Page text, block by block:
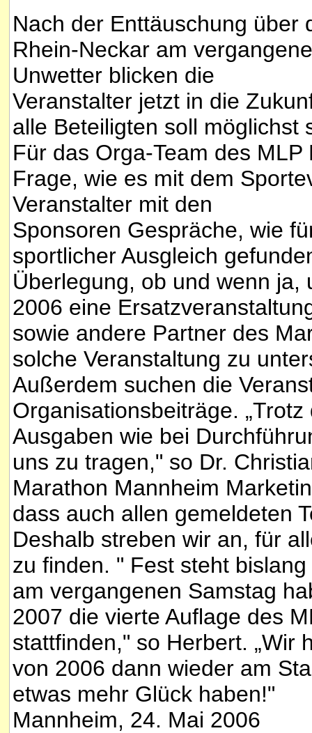
Nach der Enttäuschung über
Rhein-Neckar am
Unwetter blicken die
Veranstalter jetzt in die
alle Beteiligten soll möglichst
Für das Orga-Team des
Frage, wie es mit dem
Veranstalter mit den
Sponsoren Gespräche, wie
sportlicher Ausgleich
Überlegung, ob und wenn
2006 eine
sowie andere Partner des
solche Veranstaltung zu
Außerdem suchen die
Organisationsbeiträge.
Ausgaben wie bei
uns zu tragen," so Dr.
Marathon Mannheim
dass auch allen gemeldeten
Deshalb streben wir an, für
zu finden. " Fest steht
am vergangenen Samstag
2007 die vierte Auflage des
stattfinden," so Herbert. „Wir
von 2006 dann wieder am
etwas mehr Glück haben!"
Mannheim, 24. Mai 2006